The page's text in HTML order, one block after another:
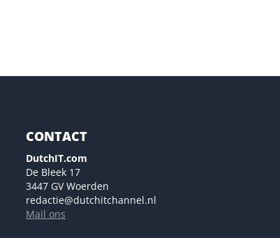
CONTACT
DutchIT.com
De Bleek 17
3447 GV Woerden
redactie@dutchitchannel.nl
Mail ons